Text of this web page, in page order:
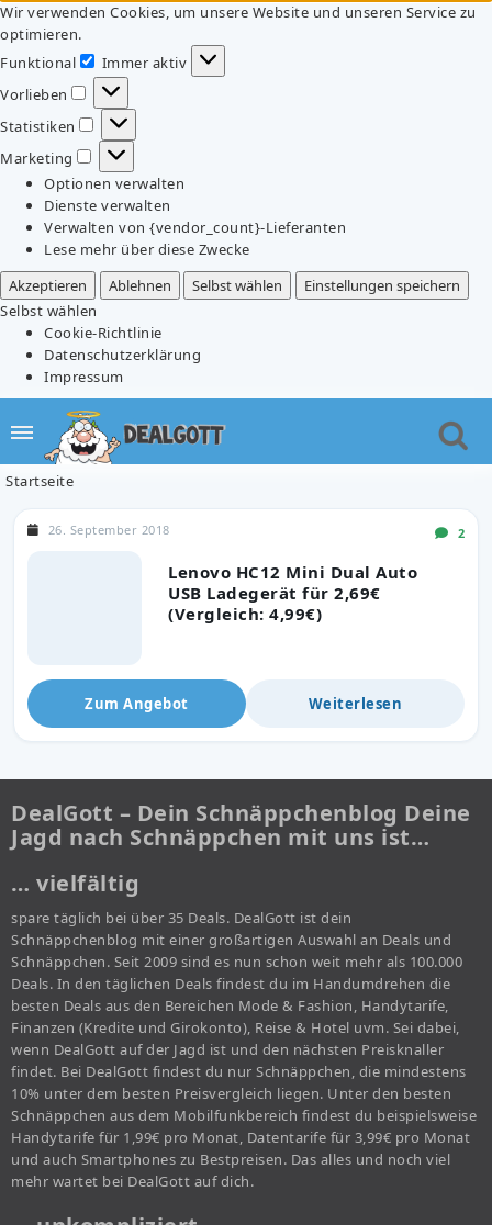
Wir verwenden Cookies, um unsere Website und unseren Service zu
optimieren.
Funktional
Funktional
Immer aktiv
Vorlieben
Vorlieben
Statistiken
Statistiken
Marketing
Marketing
Optionen verwalten
Dienste verwalten
Verwalten von {vendor_count}-Lieferanten
Lese mehr über diese Zwecke
Akzeptieren
Ablehnen Selbst wählen
Einstellungen speichern
Selbst wählen
Cookie-Richtlinie
Datenschutzerklärung
Impressum
Startseite
Lenovo HC12 Mini Dual Auto
USB Ladegerät für 2,69€
(Vergleich: 4,99€)
26. September 2018 2
Zum Angebot Weiterlesen
DealGott – Dein Schnäppchenblog Deine
Jagd nach Schnäppchen mit uns ist…
… vielfältig
spare täglich bei über 35 Deals. DealGott ist dein
Schnäppchenblog mit einer großartigen Auswahl an Deals und
Schnäppchen. Seit 2009 sind es nun schon weit mehr als 100.000
Deals. In den täglichen Deals findest du im Handumdrehen die
besten Deals aus den Bereichen Mode & Fashion, Handytarife,
Finanzen (Kredite und Girokonto), Reise & Hotel uvm. Sei dabei,
wenn DealGott auf der Jagd ist und den nächsten Preisknaller
findet. Bei DealGott findest du nur Schnäppchen, die mindestens
10% unter dem besten Preisvergleich liegen. Unter den besten
Schnäppchen aus dem Mobilfunkbereich findest du beispielsweise
Handytarife für 1,99€ pro Monat, Datentarife für 3,99€ pro Monat
und auch Smartphones zu Bestpreisen. Das alles und noch viel
mehr wartet bei DealGott auf dich.